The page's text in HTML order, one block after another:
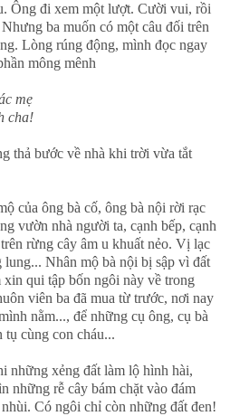
Ông đi xem một lượt. Cười vui, rồi
ba muốn có một câu đối trên
Lòng rúng động, mình đọc ngay
mông mênh
mẹ
cha!
thả bước về nhà khi trời vừa tắt
của ông bà cố, ông bà nội rời rạc
vườn nhà người ta, cạnh bếp, cạnh
rừng cây âm u khuất nẻo. Vị lạc
Nhân mộ bà nội bị sập vì đất
qui tập bốn ngôi này về trong
viên ba đã mua từ trước, nơi nay
nằm..., để những cụ ông, cụ bà
tụ cùng con cháu...
những xẻng đất làm lộ hình hài,
những rễ cây bám chặt vào đám
Có ngôi chỉ còn những đất đen!